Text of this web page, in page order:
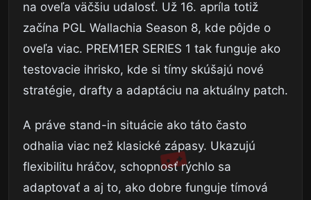
na oveľa väčšiu udalosť. Už 16. apríla totiž
začína PGL Wallachia Season 8, kde pôjde o
oveľa viac. PREM1ER SERIES 1 tak funguje ako
testovacie ihrisko, kde si tímy skúšajú nové
stratégie, drafty a adaptáciu na aktuálny patch.
A práve stand-in situácie ako táto často
odhalia viac než klasické zápasy. Ukazujú
flexibilitu hráčov, schopnosť rýchlo sa
adaptovať a aj to, ako dobre funguje tímová